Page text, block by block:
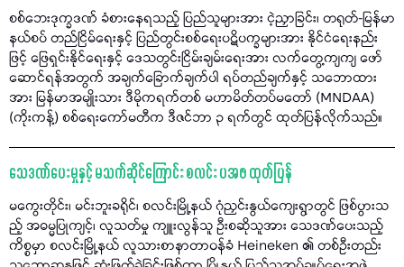
စစ်ဘေးဒုက္ခဒဏ် ခံစားနေရသည့် ပြည်သူများအား ငဲ့ညှာခြင်း၊ တရုတ်-မြန်မာ
နယ်စပ် တည်ငြိမ်ရေးနှင့် ပြည်တွင်းစစ်ရေးပဋိပက္ခများအား နိုင်ငံရေးနည်း
ဖြင့် ဖြေရှင်းနိုင်ရေးနှင့် ဒေသတွင်းငြိမ်းချမ်းရေးအား လက်တွေ့ကျကျ ဖော်
ဆောင်ရန်အတွက် အချက်ခြောက်ချက်ပါ ရပ်တည်ချက်နှင့် သဘောထား
အား မြန်မာအမျိုးသား ဒီမိုကရက်တစ် မဟာမိတ်တပ်မတော် (MNDAA)
(ကိုးကန့်) စစ်ရေးကော်မတီက ဒီဇင်ဘာ ၃ ရက်တွင် ထုတ်ပြန်လိုက်သည်။
သေဒဏ်ပေးမှုနှင့် မသက်ဆိုင်ကြောင်း စလင်း ပအဖ ထုတ်ပြန်
မကွေးတိုင်း၊ မင်းဘူးခရိုင်၊ စလင်းမြို့နယ် ဂုံညှင်းနွယ်ကျေးရွာတွင် ဖြစ်ပွားသ
ည့် အဓမ္မပြုကျင့်၊ လူသတ်မှု ကျူးလွန်သူ ဦးစဆိုသူအား သေဒဏ်ပေးသည့်
ကိစ္စမှာ စလင်းမြို့နယ် လူသားစာနာတာဝန်ခံ Heineken ၏ တစ်ဦးတည်း